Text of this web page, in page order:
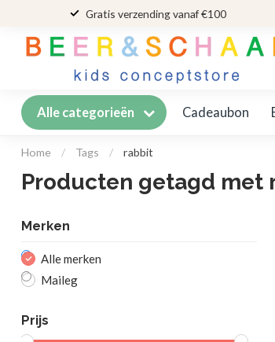
Gratis verzending vanaf €100
Alle categorieën Cadeaubon
Home / Tags / rabbit
Producten getagd met
Merken
Alle merken
Maileg
Prijs